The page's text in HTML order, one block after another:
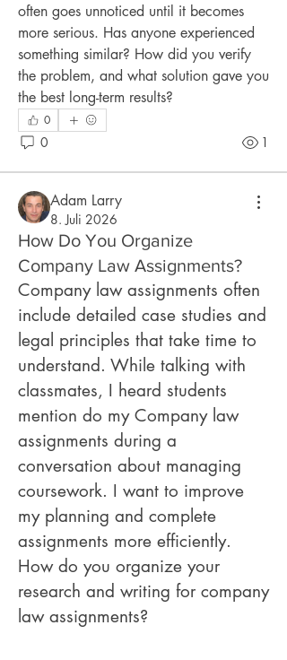
often goes unnoticed until it becomes
more serious. Has anyone experienced
something similar? How did you verify
the problem, and what solution gave you
the best long-term results?
0
0 1
Adam Larry
8. Juli 2026
How Do You Organize
Company Law Assignments?
Company law assignments often
include detailed case studies and
legal principles that take time to
understand. While talking with
classmates, I heard students
mention do my Company law
assignments during a
conversation about managing
coursework. I want to improve
my planning and complete
assignments more efficiently.
How do you organize your
research and writing for company
law assignments?